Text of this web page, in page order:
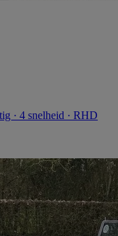
· 4 snelheid · RHD